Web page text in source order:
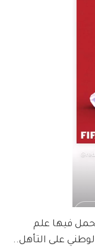
فيها علم
على التأهل..